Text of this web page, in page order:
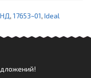
, 17653~01, Ideal